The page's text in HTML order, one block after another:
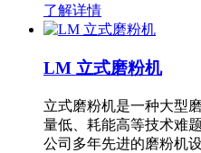
了解详情
LM 立式磨粉机
立式磨粉机是一种大型
量低、耗能高等技术难
公司多年先进的磨粉机